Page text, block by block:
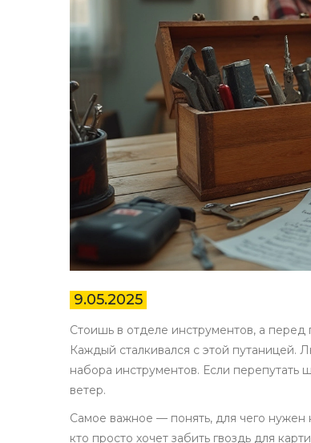
9.05.2025
Стоишь в отделе инструментов, а перед
Каждый сталкивался с этой путаницей.
набора инструментов. Если
ветер.
Самое важное — понять, для чего
кто просто хочет забить гвоздь для